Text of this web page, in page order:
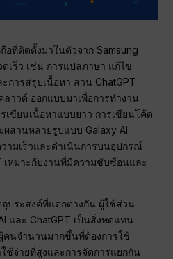
อที่ติดตั้งมาในตัวจาก Samsung
เร็ว เช่น การแปลภาษา แก้ไข
การสรุปเนื้อหา ส่วน ChatGPT
าวด์ ออกแบบมาเพื่อการทำงาน
เขียนเนื้อหาแบบยาว การเขียนโค้ด
สานหลายรูปแบบ Galaxy AI
ามเร็วและดำเนินการบนอุปกรณ์
เหมาะกับงานที่มีความซับซ้อนและ
ถุประสงค์ที่แตกต่างกัน ผู้ใช้ส่วน
และ ChatGPT เป็นสิ่งทดแทน
คนจำนวนมากขึ้นที่ต้องการใช้
ช้จ่ายที่สูงและการจัดการแยกกัน